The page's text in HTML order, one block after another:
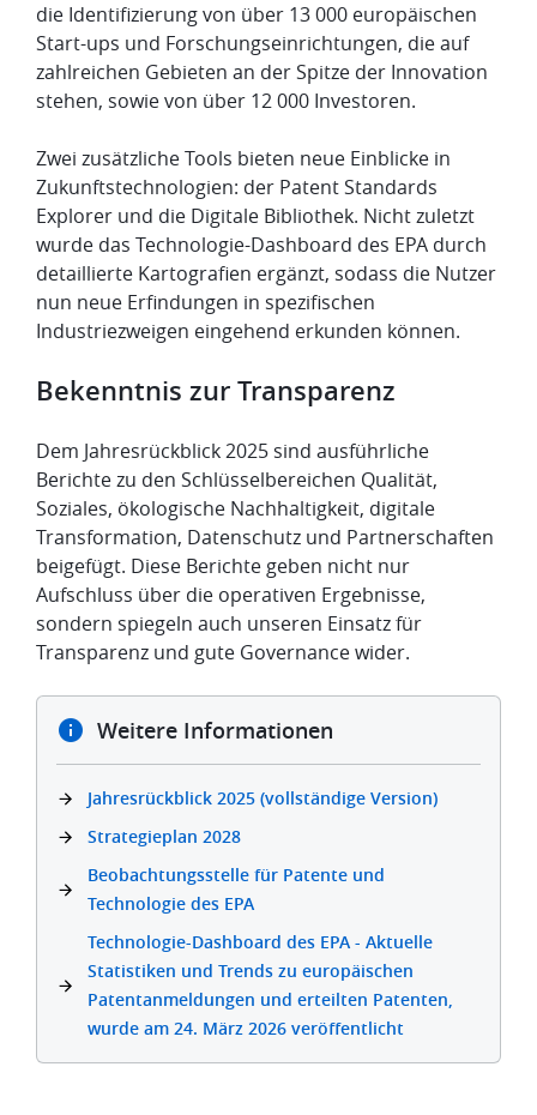
die Identifizierung von über 13 000 europäischen
Start-ups und Forschungseinrichtungen, die auf
zahlreichen Gebieten an der Spitze der Innovation
stehen, sowie von über 12 000 Investoren.
Zwei zusätzliche Tools bieten neue Einblicke in
Zukunftstechnologien: der Patent Standards
Explorer und die Digitale Bibliothek. Nicht zuletzt
wurde das Technologie-Dashboard des EPA durch
detaillierte Kartografien ergänzt, sodass die Nutzer
nun neue Erfindungen in spezifischen
Industriezweigen eingehend erkunden können.
Bekenntnis zur Transparenz
Dem Jahresrückblick 2025 sind ausführliche
Berichte zu den Schlüsselbereichen Qualität,
Soziales, ökologische Nachhaltigkeit, digitale
Transformation, Datenschutz und Partnerschaften
beigefügt. Diese Berichte geben nicht nur
Aufschluss über die operativen Ergebnisse,
sondern spiegeln auch unseren Einsatz für
Transparenz und gute Governance wider.
Weitere Informationen
Jahresrückblick 2025 (vollständige Version)
Strategieplan 2028
Beobachtungsstelle für Patente und
Technologie des EPA
Technologie-Dashboard des EPA - Aktuelle
Statistiken und Trends zu europäischen
Patentanmeldungen und erteilten Patenten,
wurde am 24. März 2026 veröffentlicht